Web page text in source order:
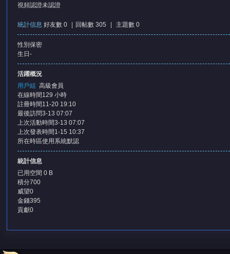
堂
視頻認證未認證
統計信息 好友數 0 回帖數 305 主題數 0
性別 保密
生日 -
活躍概況
用戶組 高級會員
在線時間 129 小時
註冊時間 11-20 19:10
最後訪問3-13 07:07
上次活動時間3-13 07:07
上次發表時間 1-15 10:37
所在時區使用系統默認
統計信息
已用空間 0 B
積分700
威望0
金錢395
貢獻0